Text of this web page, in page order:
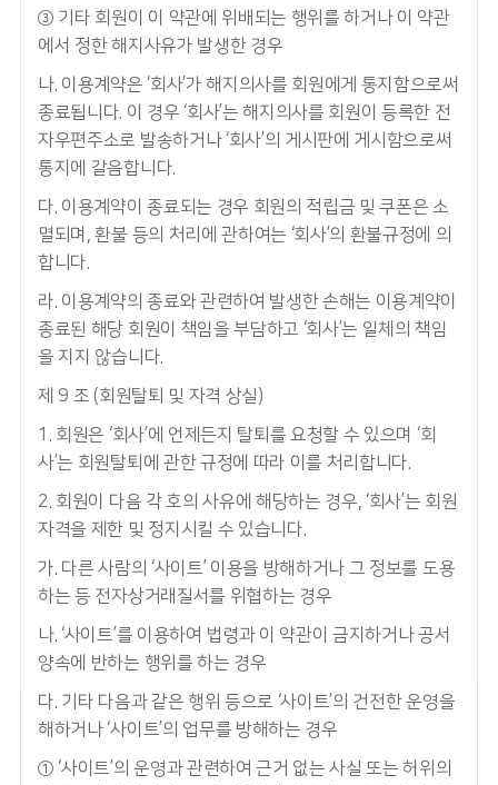
③ 기타 회원이 이 약관에 위배되는 행위를 하거나 이 약관
에서 정한 해지사유가 발생한 경우
나. 이용계약은 ‘회사’가 해지의사를 회원에게 통지함으로써
종료됩니다. 이 경우 ‘회사’는 해지의사를 회원이 등록한 전
자우편주소로 발송하거나 ‘회사’의 게시판에 게시함으로써
통지에 갈음합니다.
다. 이용계약이 종료되는 경우 회원의 적립금 및 쿠폰은 소
멸되며, 환불 등의 처리에 관하여는 ‘회사’의 환불규정에 의
합니다.
라. 이용계약의 종료와 관련하여 발생한 손해는 이용계약이
종료된 해당 회원이 책임을 부담하고 ‘회사’는 일체의 책임
을 지지 않습니다.
제 9 조 (회원탈퇴 및 자격 상실)
1. 회원은 ‘회사’에 언제든지 탈퇴를 요청할 수 있으며 ‘회
사’는 회원탈퇴에 관한 규정에 따라 이를 처리합니다.
2. 회원이 다음 각 호의 사유에 해당하는 경우, ‘회사’는 회원
자격을 제한 및 정지시킬 수 있습니다.
가. 다른 사람의 ‘사이트’ 이용을 방해하거나 그 정보를 도용
하는 등 전자상거래질서를 위협하는 경우
나. ‘사이트’를 이용하여 법령과 이 약관이 금지하거나 공서
양속에 반하는 행위를 하는 경우
다. 기타 다음과 같은 행위 등으로 ‘사이트’의 건전한 운영을
해하거나 ‘사이트’의 업무를 방해하는 경우
① ‘사이트’의 운영과 관련하여 근거 없는 사실 또는 허위의